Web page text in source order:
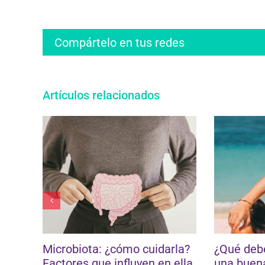
Compártelo en tus redes
Artículos relacionados
¿cómo cuidarla?
¿Qué debemos saber